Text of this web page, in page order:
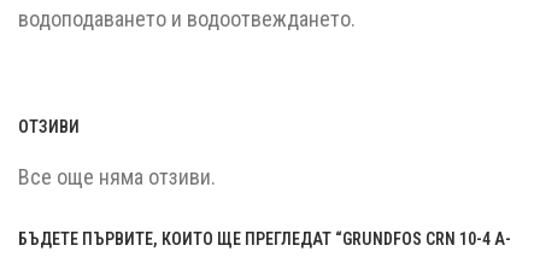
водоподаването и водоотвеждането.
ОТЗИВИ
Все още няма отзиви.
БЪДЕТЕ ПЪРВИТЕ, КОИТО ЩЕ ПРЕГЛЕДАТ “GRUNDFOS CRN 10-4 A-